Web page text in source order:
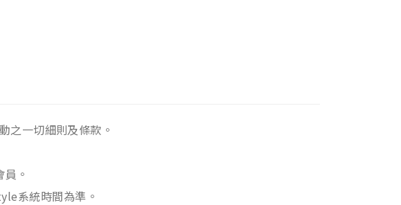
之一切細則及條款。
。
系統時間為準。